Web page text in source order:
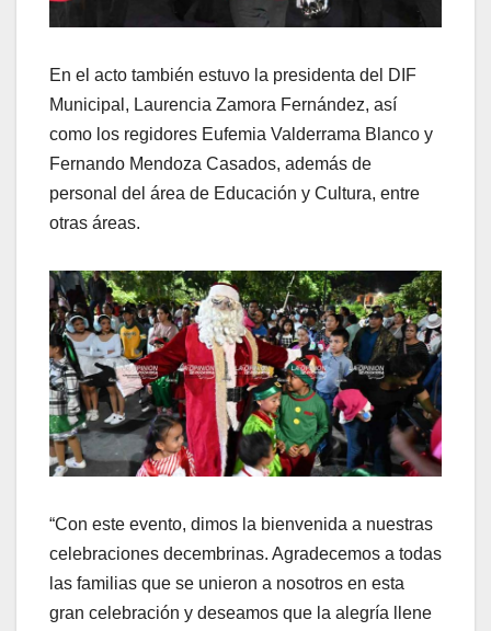
En el acto también estuvo la presidenta del DIF
Municipal, Laurencia Zamora Fernández, así
como los regidores Eufemia Valderrama Blanco y
Fernando Mendoza Casados, además de
personal del área de Educación y Cultura, entre
otras áreas.
“Con este evento, dimos la bienvenida a nuestras
celebraciones decembrinas. Agradecemos a todas
las familias que se unieron a nosotros en esta
gran celebración y deseamos que la alegría llene